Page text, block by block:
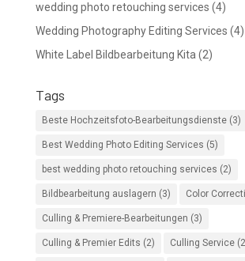
wedding photo retouching services (4)
Wedding Photography Editing Services (4)
White Label Bildbearbeitung Kita (2)
Tags
Beste Hochzeitsfoto-Bearbeitungsdienste(3)
Best Wedding Photo Editing Services (5)
best wedding photo retouching services (2)
Bildbearbeitung auslagern (3) Color
Culling & Premiere-Bearbeitungen (3)
Culling & Premier Edits (2) Culling Service